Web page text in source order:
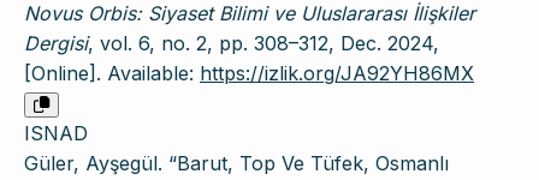
Novus Orbis: Siyaset Bilimi ve Uluslararası İlişkiler
Dergisi, vol. 6, no. 2, pp. 308–312, Dec. 2024,
[Online]. Available: https://izlik.org/JA92YH86MX
ISNAD
Güler, Ayşegül. “Barut, Top Ve Tüfek, Osmanlı